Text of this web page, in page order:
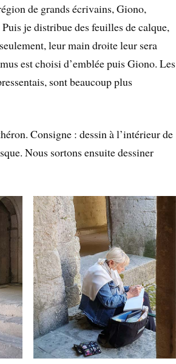
de grands écrivains, Giono,
je distribue des feuilles de calque,
leur main droite leur sera
est choisi d’emblée puis Giono. Les
sont beaucoup plus
Consigne : dessin à l’intérieur de
Nous sortons ensuite dessiner